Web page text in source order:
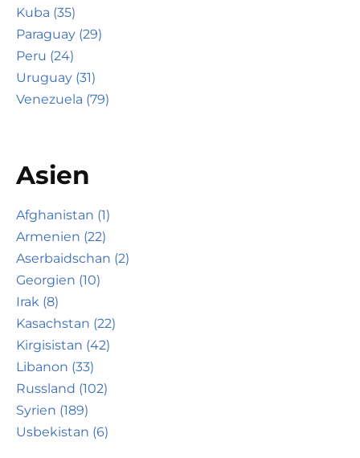
Kuba (35)
Paraguay (29)
Peru (24)
Uruguay (31)
Venezuela (79)
Asien
Afghanistan (1)
Armenien (22)
Aserbaidschan (2)
Georgien (10)
Irak (8)
Kasachstan (22)
Kirgisistan (42)
Libanon (33)
Russland (102)
Syrien (189)
Usbekistan (6)